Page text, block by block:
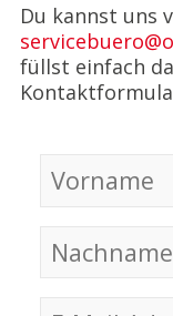
Du kannst uns
füllst einfach